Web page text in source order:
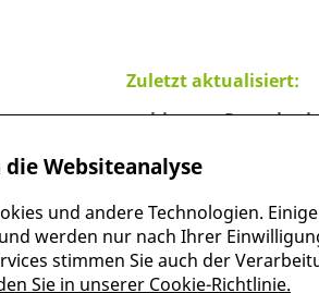
Zuletzt aktualisiert:
Hautatrophie
Websiteanalyse
und andere Technologien.
werden nur nach Ihrer
stimmen Sie auch der
Sie in unserer Cookie-Richtlinie.